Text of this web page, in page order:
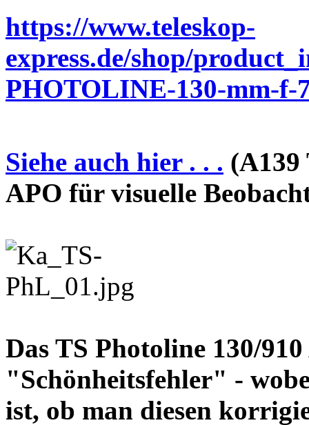
https://www.teleskop-
express.de/shop/
PHOTOLINE-130-mm-f-
Siehe auch hier . . . (A139
APO für visuelle
Das TS Photoline 130/
"Schönheitsfehler" -
ist, ob man diesen